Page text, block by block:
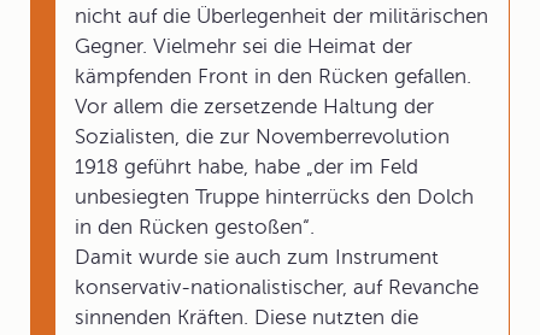
nicht auf die Überlegenheit der militärischen
Gegner. Vielmehr sei die Heimat der
kämpfenden Front in den Rücken gefallen.
Vor allem die zersetzende Haltung der
Sozialisten, die zur Novemberrevolution
1918 geführt habe, habe „der im Feld
unbesiegten Truppe hinterrücks den Dolch
in den Rücken gestoßen“.
Damit wurde sie auch zum Instrument
konservativ-nationalistischer, auf Revanche
sinnenden Kräften. Diese nutzten die